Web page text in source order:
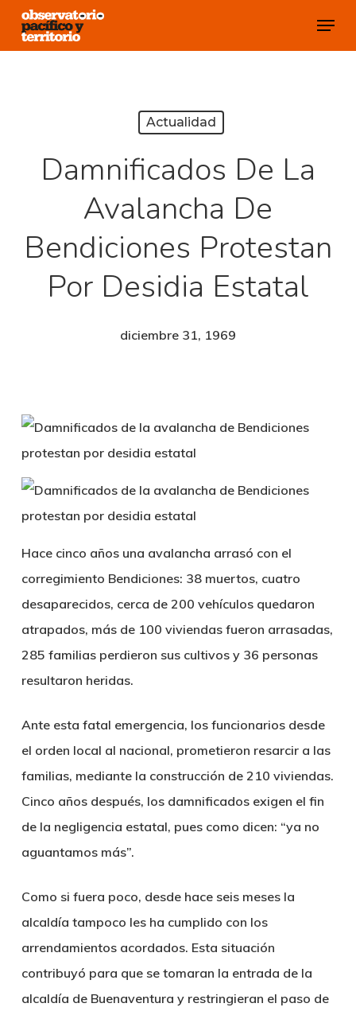
Skip
Menu
Actualidad
Damnificados De La
Avalancha De
Bendiciones Protestan
Por Desidia Estatal
diciembre 31, 1969
Hace cinco años una avalancha arrasó con el
corregimiento Bendiciones: 38 muertos, cuatro
desaparecidos, cerca de 200 vehículos quedaron
atrapados, más de 100 viviendas fueron arrasadas,
285 familias perdieron sus cultivos y 36 personas
resultaron heridas.
Ante esta fatal emergencia, los funcionarios desde
el orden local al nacional, prometieron resarcir a las
familias, mediante la construcción de 210 viviendas.
Cinco años después, los damnificados exigen el fin
de la negligencia estatal, pues como dicen: “ya no
aguantamos más”.
Como si fuera poco, desde hace seis meses la
alcaldía tampoco les ha cumplido con los
arrendamientos acordados. Esta situación
contribuyó para que se tomaran la entrada de la
alcaldía de Buenaventura y restringieran el paso de
Close